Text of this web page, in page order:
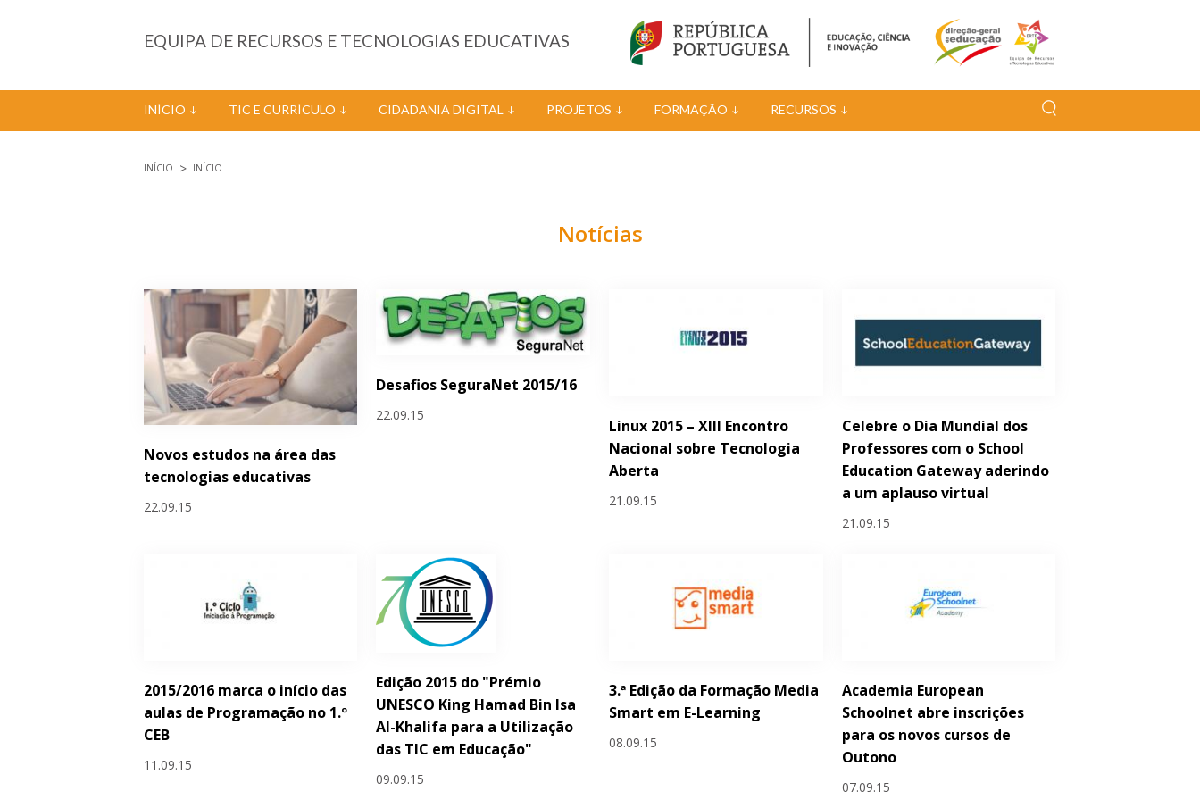
EQUIPA DE RECURSOS E TECNOLOGIAS EDUCATIVAS
INÍCIO TIC E CURRÍCULO CIDADANIA DIGITAL PROJETOS FORMAÇÃO RECURSOS
INÍCIO INÍCIO
Notícias
Novos estudos na área das
tecnologias educativas
22.09.15
Desafios SeguraNet 2015/16
22.09.15
Linux 2015 – XIII Encontro
Nacional sobre Tecnologia
Aberta
21.09.15
Celebre o Dia Mundial dos
Professores com o School
Education Gateway aderindo
a um aplauso virtual
21.09.15
2015/2016 marca o início das
aulas de Programação no 1.º
CEB
11.09.15
Edição 2015 do "Prémio
UNESCO King Hamad Bin Isa
Al-Khalifa para a Utilização
das TIC em Educação"
09.09.15
3.ª Edição da Formação Media
Smart em E-Learning
08.09.15
Academia European
Schoolnet abre inscrições
para os novos cursos de
Outono
07.09.15
Páginas